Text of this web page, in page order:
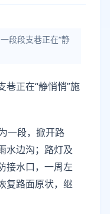
段段支巷正在“静
巷正在“静悄悄”施
一段，掀开路
水边沟；路灯及
接水口，一周左
复路面原状，继